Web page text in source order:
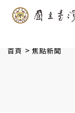
跳到主要內容
首頁 > 焦點新聞